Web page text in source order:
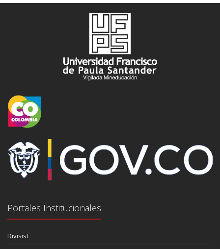
Portales Institucionales
Divisist